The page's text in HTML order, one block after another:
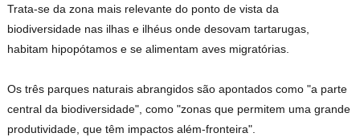
Trata-se da zona mais relevante do ponto de vista da
biodiversidade nas ilhas e ilhéus onde desovam tartarugas,
habitam hipopótamos e se alimentam aves migratórias.
Os três parques naturais abrangidos são apontados como "a parte
central da biodiversidade", como "zonas que permitem uma grande
produtividade, que têm impactos além-fronteira".